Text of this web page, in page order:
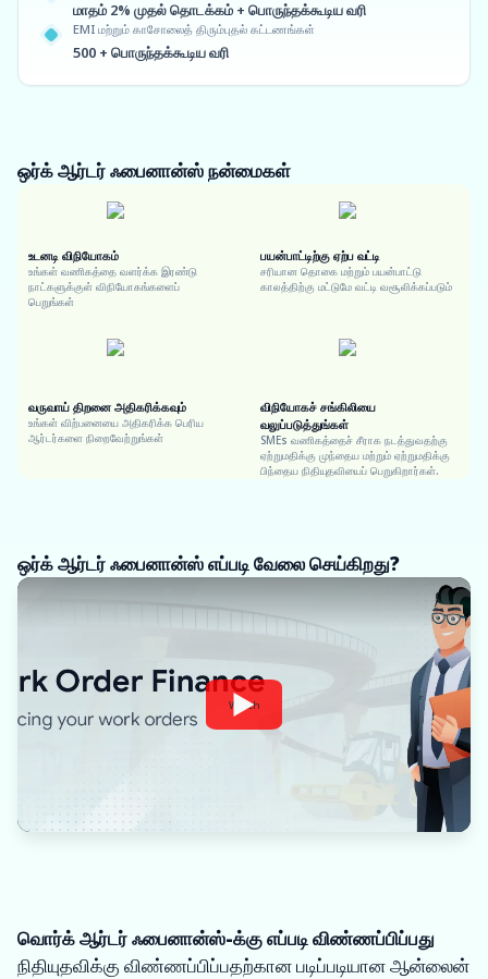
மாதம் 2% முதல் தொடக்கம் + பொருந்தக்கூடிய வரி
EMI மற்றும் காசோலைத் திரும்புதல் கட்டணங்கள்
500 + பொருந்தக்கூடிய வரி
ஒர்க் ஆர்டர் ஃபைனான்ஸ்நன்மைகள்
உடனடி விநியோகம்
உங்கள் வணிகத்தை வளர்க்க இரண்டு
நாட்களுக்குள் விநியோகங்களைப்
பெறுங்கள்
பயன்பாட்டிற்கு ஏற்ப வட்டி
சரியான தொகை மற்றும் பயன்பாட்டு
காலத்திற்கு மட்டுமே வட்டி வசூலிக்கப்படும்
வருவாய் திறனை அதிகரிக்கவும்
உங்கள் விற்பனையை அதிகரிக்க பெரிய
ஆர்டர்களை நிறைவேற்றுங்கள்
விநியோகச் சங்கிலியை
வலுப்படுத்துங்கள்
SMEs வணிகத்தைச் சீராக நடத்துவதற்கு
ஏற்றுமதிக்கு முந்தைய மற்றும் ஏற்றுமதிக்கு
பிந்தைய நிதியுதவியைப் பெறுகிறார்கள்.
ஒர்க் ஆர்டர் ஃபைனான்ஸ் எப்படி வேலை செய்கிறது?
Watch
வொர்க் ஆர்டர் ஃபைனான்ஸ்-க்கு எப்படி விண்ணப்பிப்பது
நிதியுதவிக்கு விண்ணப்பிப்பதற்கான படிப்படியான ஆன்லைன்